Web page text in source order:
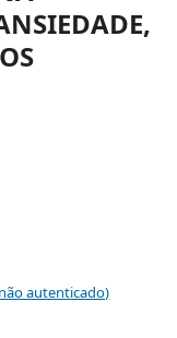
autenticado)